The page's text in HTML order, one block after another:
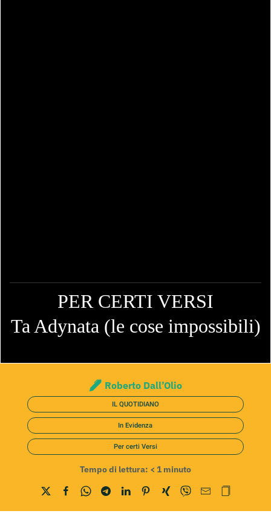
PER CERTI VERSI
Ta Adynata (le cose impossibili)
Roberto Dall’Olio
IL QUOTIDIANO
In Evidenza
Per certi Versi
Tempo di lettura: < 1 minuto